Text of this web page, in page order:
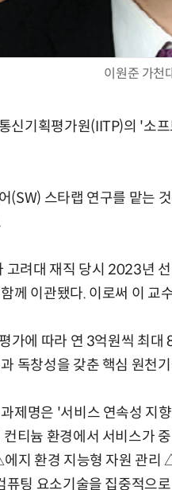
이원준 가천
신기획평가원(IITP)의 '소
(SW) 스타랩 연구를 맡는
고려대 재직 당시 2023년
께 이관됐다. 이로써 이 교
가에 따라 연 3억원씩 최
독창성을 갖춘 핵심 원천
제명은 '서비스 연속성
티늄 환경에서 서비스가
지 환경 지능형 자원 관
퓨팅 요소기술을 집중적으